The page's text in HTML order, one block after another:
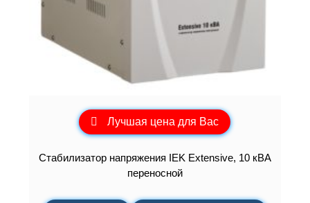
Лучшая цена для Вас
Стабилизатор напряжения IEK Extensive, 10 кВА
переносной